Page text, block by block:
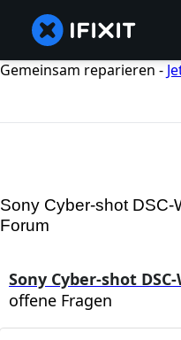
Gemeinsam reparieren -
Sony Cyber-shot DSC-
Forum
Sony Cyber-shot DSC-
offene Fragen